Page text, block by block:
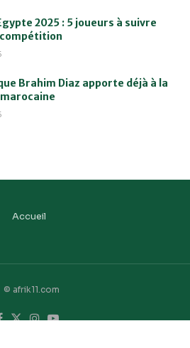
2025 : 5 joueurs à suivre
Brahim Diaz apporte déjà à la
Accueil
© afrik11.com